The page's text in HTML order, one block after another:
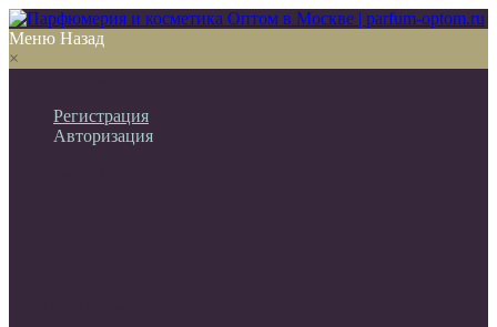
Меню Назад
×
Регистрация
Авторизация